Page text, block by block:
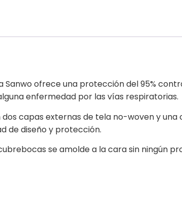
ofrece una protección del 95%
enfermedad por las vías respiratorias.
capas externas de tela no-woven y
de diseño y protección.
se amolde a la cara sin ningún